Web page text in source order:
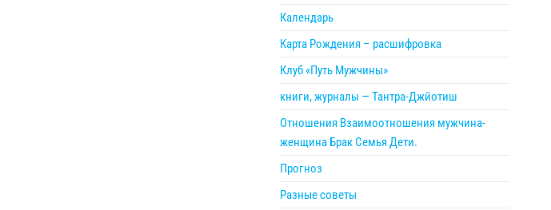
Календарь
Карта Рождения – расшифровка
Клуб «Путь Мужчины»
книги, журналы — Тантра-Джйотиш
Отношения Взаимоотношения мужчина-
женщина Брак Семья Дети.
Прогноз
Разные советы